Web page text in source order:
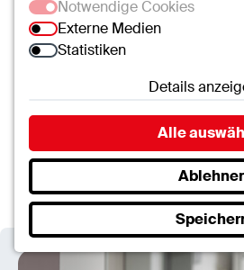
Pflegefachkraft
Endoskopie
Spezialisierte Pflege
erfahrenen Team
Notwendige Cookies
Externe Medien
Statistiken
Details
Notwendige Cookies
Essenzielle Cookies
Funktionen und sind für die
der Website erforderlich.
SC.Cookie
Name:mscookie
Alle